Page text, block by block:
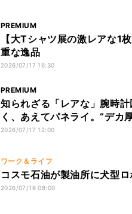
PREMIUM
【大Tシャツ展の激レアな1
重な逸品
2026/07/17 16:30
PREMIUM
知られざる「レアな」腕時
く、あえてパネライ。“デカ
2026/07/17 12:00
ワーク＆ライフ
コスモ石油が製油所に犬型
2026/07/16 08:00